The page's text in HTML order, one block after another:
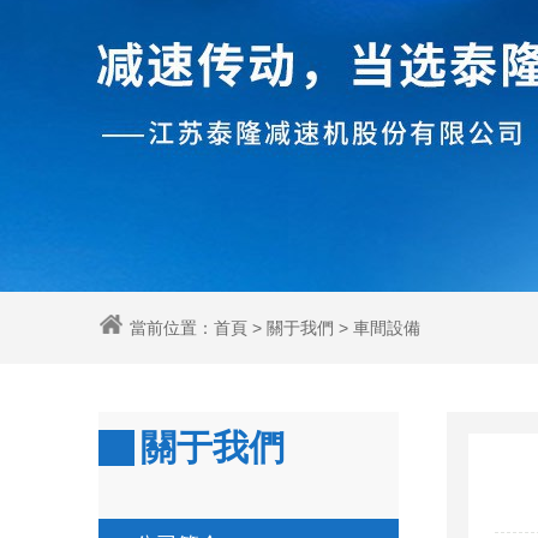
當前位置： 首頁 > 關于我們 > 車間設備
關于我們